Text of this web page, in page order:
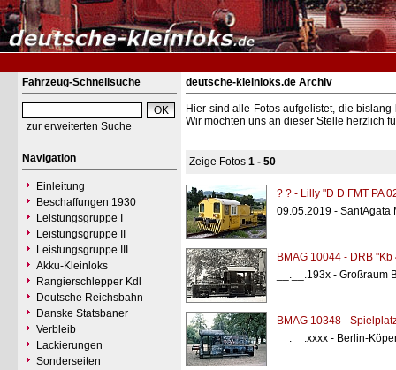
Fahrzeug-Schnellsuche
zur erweiterten Suche
Navigation
Einleitung
Beschaffungen 1930
Leistungsgruppe I
Leistungsgruppe II
Leistungsgruppe III
Akku-Kleinloks
Rangierschlepper Kdl
Deutsche Reichsbahn
Danske Statsbaner
Verbleib
Lackierungen
Sonderseiten
deutsche-kleinloks.de Archiv
Hier sind alle Fotos aufgelistet, die
Wir möchten uns an dieser Stelle herzlich
Zeige Fotos 1 - 50
? ? - Lilly "D D FMT PA
09.05.2019 - SantAgata
BMAG 10044 - DRB "Kb
__.__.193x - Großraum
BMAG 10348 -
__.__.xxxx - Berlin-